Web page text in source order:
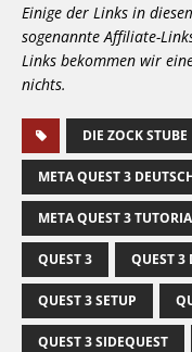
Einige der Links in
sogenannte Affiliate-
Links bekommen wir
nichts.
DIE ZOCK STUBE
META QUEST 3
META QUEST 3
QUEST 3 QUEST 3
QUEST 3 SETUP
QUEST 3 SIDEQUEST